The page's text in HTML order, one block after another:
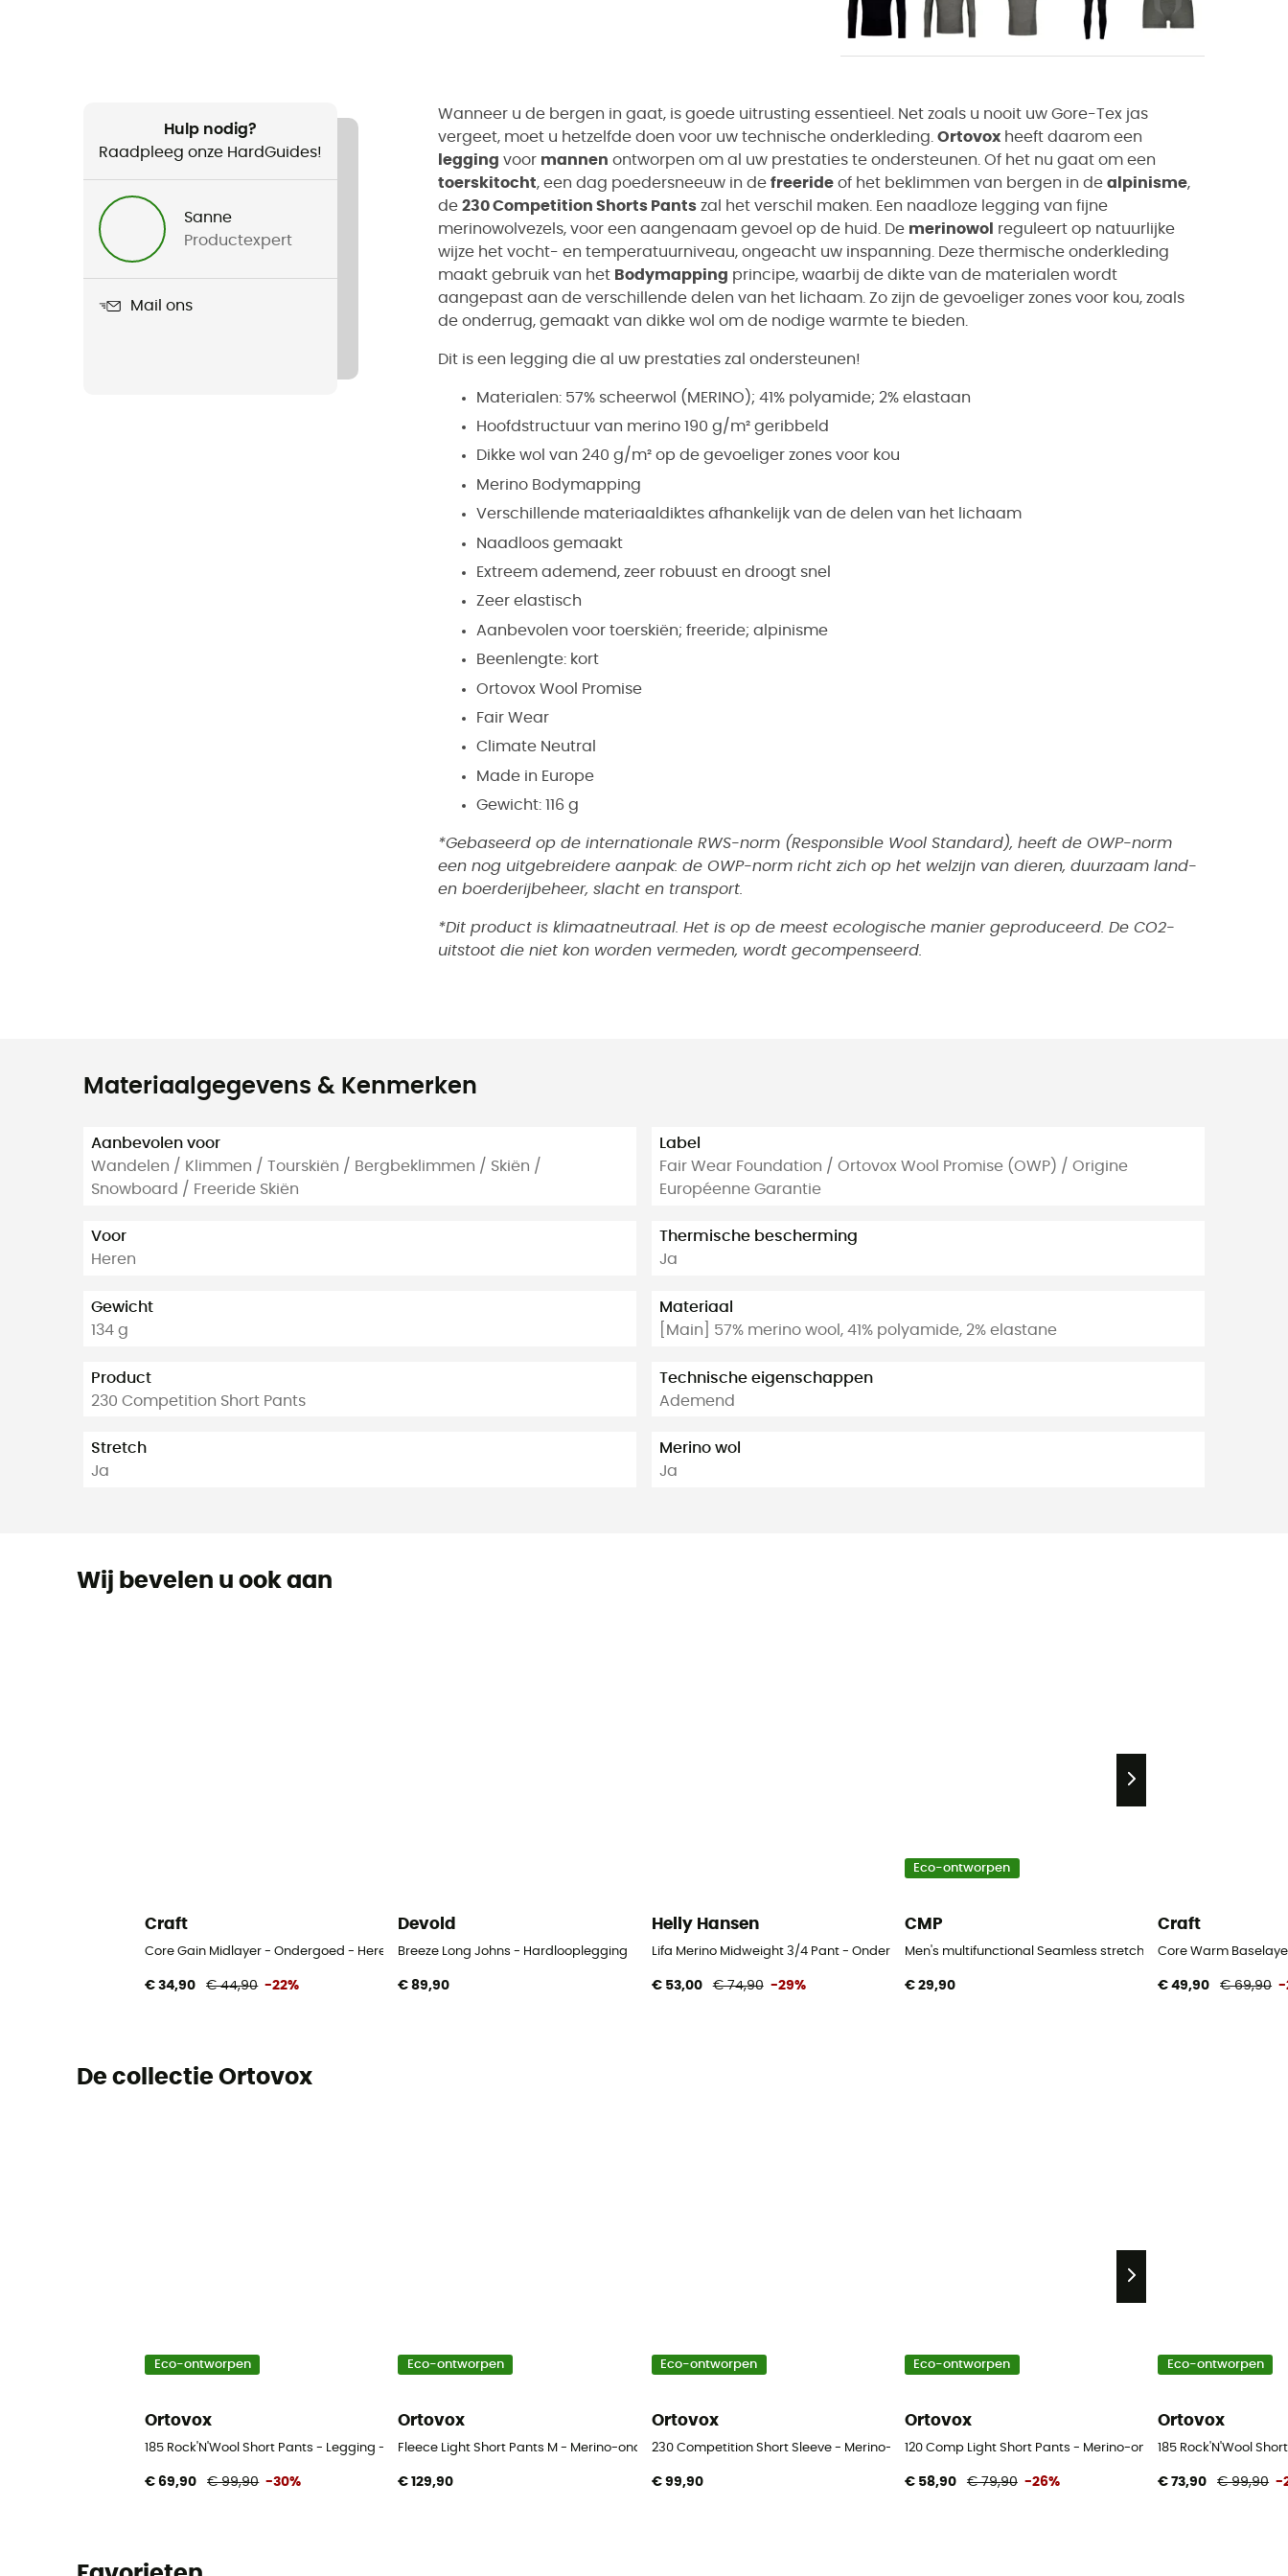
Hulp nodig?
Raadpleeg onze HardGuides!
Sanne
Productexpert
Mail ons
Wanneer u de bergen in gaat, is goede uitrusting essentieel. Net zoals u nooit uw Gore-Tex jas
vergeet, moet u hetzelfde doen voor uw technische onderkleding. Ortovox heeft daarom een
legging voor mannen ontworpen om al uw prestaties te ondersteunen. Of het nu gaat om een
toerskitocht, een dag poedersneeuw in de freeride of het beklimmen van bergen in de alpinisme,
de 230 Competition Shorts Pants zal het verschil maken. Een naadloze legging van fijne
merinowolvezels, voor een aangenaam gevoel op de huid. De merinowol
reguleert op natuurlijke
wijze het vocht- en temperatuurniveau, ongeacht uw inspanning. Deze thermische onderkleding
maakt gebruik van het Bodymapping principe, waarbij de dikte van de materialen wordt
aangepast aan de verschillende delen van het lichaam. Zo zijn de gevoeliger zones voor kou, zoals
de onderrug, gemaakt van dikke wol om de nodige warmte te bieden.
Dit is een legging die al uw prestaties zal ondersteunen!
Materialen: 57% scheerwol (MERINO); 41% polyamide; 2% elastaan
Hoofdstructuur van merino 190 g/m² geribbeld
Dikke wol van 240 g/m² op de gevoeliger zones voor kou
Merino Bodymapping
Verschillende materiaaldiktes afhankelijk van de delen van het lichaam
Naadloos gemaakt
Extreem ademend, zeer robuust en droogt snel
Zeer elastisch
Aanbevolen voor toerskiën; freeride; alpinisme
Beenlengte: kort
Ortovox Wool Promise
Fair Wear
Climate Neutral
Made in Europe
Gewicht: 116 g
*Gebaseerd op de internationale RWS-norm (Responsible Wool Standard), heeft de OWP-norm
een nog uitgebreidere aanpak: de OWP-norm richt zich op het welzijn van dieren, duurzaam land-
en boerderijbeheer, slacht en transport.
*Dit product is klimaatneutraal. Het is op de meest ecologische manier geproduceerd. De CO2-
uitstoot die niet kon worden vermeden, wordt gecompenseerd.
Materiaalgegevens & Kenmerken
Aanbevolen voor
Wandelen / Klimmen / Tourskiën / Bergbeklimmen / Skiën /
Snowboard / Freeride Skiën
Voor
Heren
Gewicht
134 g
Product
230 Competition Short Pants
Stretch
Ja
Label
Fair Wear Foundation / Ortovox Wool Promise (OWP) / Origine
Européenne Garantie
Thermische bescherming
Ja
Materiaal
[Main] 57% merino wool, 41% polyamide, 2% elastane
Technische eigenschappen
Ademend
Merino wol
Ja
Wij bevelen u ook aan
Craft
Core Gain Midlayer - Ondergoed - Heren
€ 34,90 € 44,90 -22%
Devold
Breeze Long Johns - Hardlooplegging
€ 89,90
Helly Hansen
Lifa Merino Midweight 3/4 Pant - Ondergoed - Heren
€ 53,00 € 74,90 -29%
Eco-ontworpen
CMP
Men's multifunctional Seamless stretch pants - Ondergoed -
€ 29,90
Craft
Core Warm
€ 49,90 € 69,90 -
De collectie Ortovox
Eco-ontworpen
Ortovox
185 Rock'N'Wool Short Pants - Legging - Heren
€ 69,90 € 99,90 -30%
Eco-ontworpen
Ortovox
Fleece Light Short Pants M - Merino-ondergoed - Heren
€ 129,90
Eco-ontworpen
Ortovox
230 Competition Short Sleeve - Merino-ondergoed - Heren
€ 99,90
Eco-ontworpen
Ortovox
120 Comp Light Short Pants - Merino-ondergoed - Heren
€ 58,90 € 79,90 -26%
Eco-ontworpen
Ortovox
185 Rock'N'Wool
€ 73,90 € 99,90 -